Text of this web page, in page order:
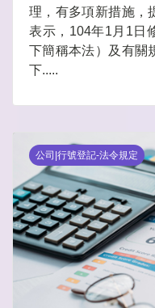
理，有多項新措施，
表示，104年1月1日
下簡稱本法）及有關
下.....
公司|行號登記-法令規定